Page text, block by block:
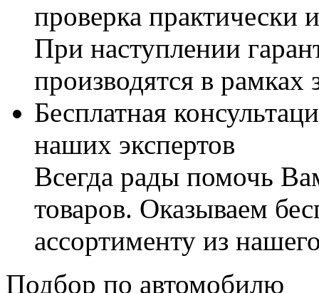
проверка практически
При наступлении
производятся в рамках
Бесплатная
наших экспертов
Всегда рады помочь
товаров. Оказываем
ассортименту из
Подбор по автомобилю